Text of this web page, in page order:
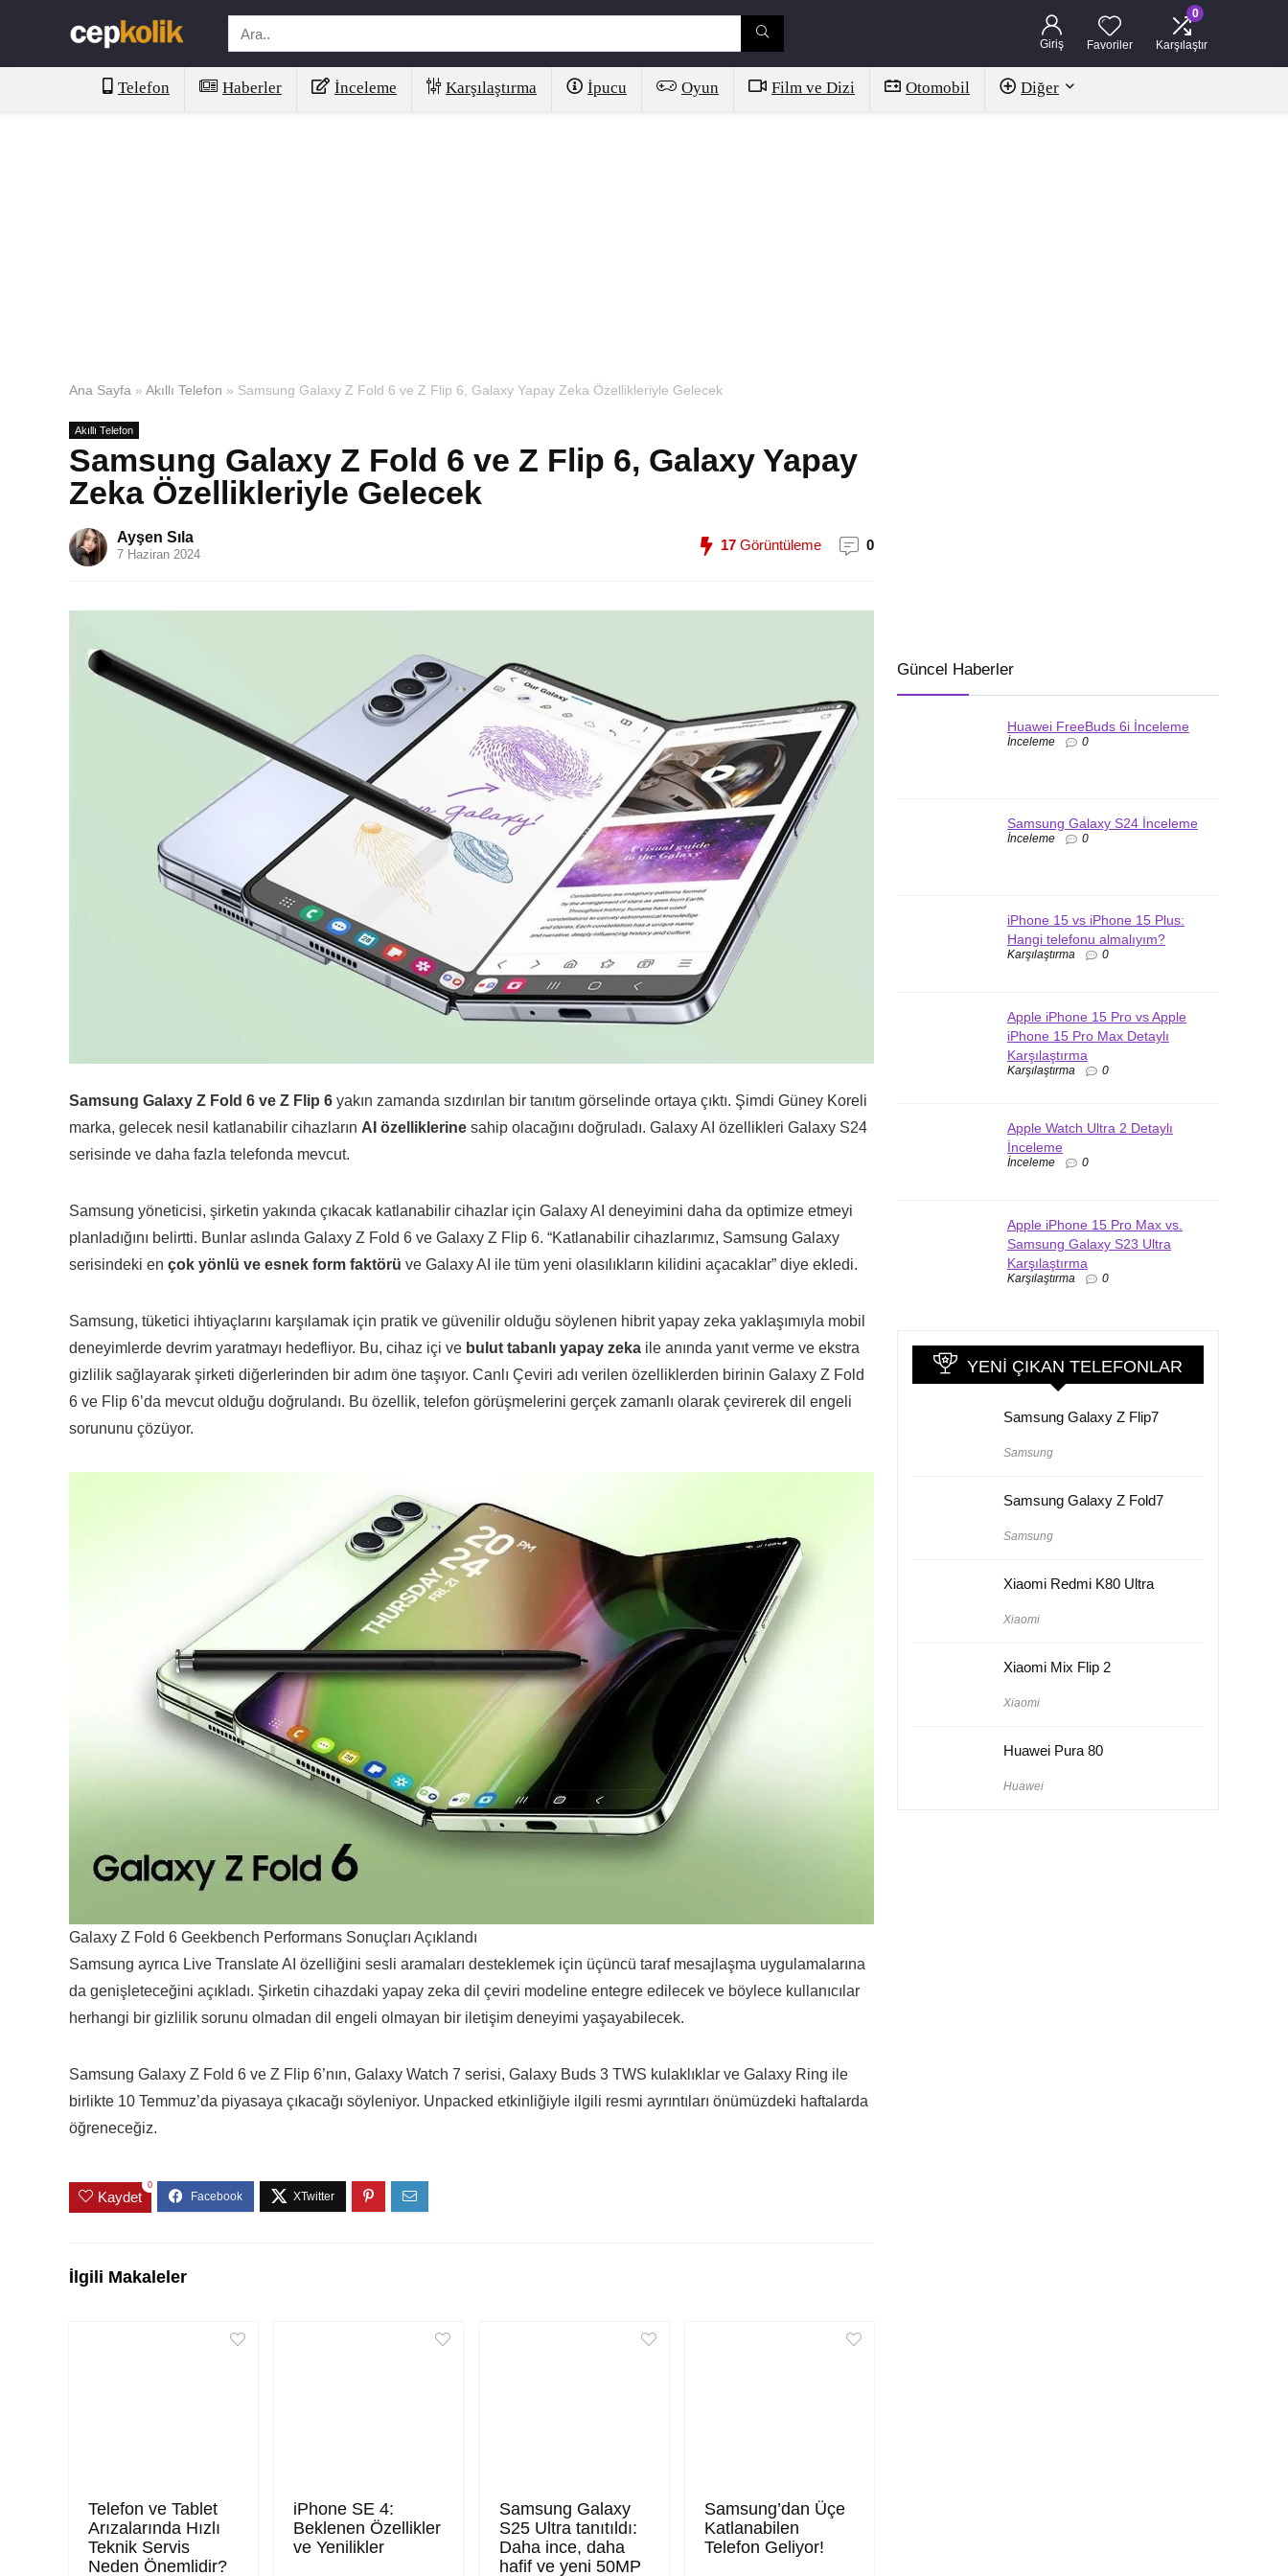
Giriş Favoriler
0
Karşılaştır
Telefon Haberler İnceleme Karşılaştırma İpucu Oyun Film ve Dizi Otomobil Diğer
Ana Sayfa » Akıllı Telefon » Samsung Galaxy Z Fold 6 ve Z Flip 6, Galaxy Yapay Zeka Özellikleriyle Gelecek
Akıllı Telefon
Samsung Galaxy Z Fold 6 ve Z Flip 6, Galaxy Yapay
Zeka Özellikleriyle Gelecek
Ayşen Sıla
7 Haziran 2024
17 Görüntüleme 0
Samsung Galaxy Z Fold 6 ve Z Flip 6 yakın zamanda sızdırılan bir tanıtım görselinde ortaya çıktı. Şimdi Güney Koreli
marka, gelecek nesil katlanabilir cihazların AI özelliklerine sahip olacağını doğruladı. Galaxy AI özellikleri Galaxy S24
serisinde ve daha fazla telefonda mevcut.
Samsung yöneticisi, şirketin yakında çıkacak katlanabilir cihazlar için Galaxy AI deneyimini daha da optimize etmeyi
planladığını belirtti. Bunlar aslında Galaxy Z Fold 6 ve Galaxy Z Flip 6. “Katlanabilir cihazlarımız, Samsung Galaxy
serisindeki en çok yönlü ve esnek form faktörü ve Galaxy AI ile tüm yeni olasılıkların kilidini açacaklar” diye ekledi.
Samsung, tüketici ihtiyaçlarını karşılamak için pratik ve güvenilir olduğu söylenen hibrit yapay zeka yaklaşımıyla mobil
deneyimlerde devrim yaratmayı hedefliyor. Bu, cihaz içi ve bulut tabanlı yapay zeka ile anında yanıt verme ve ekstra
gizlilik sağlayarak şirketi diğerlerinden bir adım öne taşıyor. Canlı Çeviri adı verilen özelliklerden birinin Galaxy Z Fold
6 ve Flip 6’da mevcut olduğu doğrulandı. Bu özellik, telefon görüşmelerini gerçek zamanlı olarak çevirerek dil engeli
sorununu çözüyor.
Galaxy Z Fold 6 Geekbench Performans Sonuçları Açıklandı
Samsung ayrıca Live Translate AI özelliğini sesli aramaları desteklemek için üçüncü taraf mesajlaşma uygulamalarına
da genişleteceğini açıkladı. Şirketin cihazdaki yapay zeka dil çeviri modeline entegre edilecek ve böylece kullanıcılar
herhangi bir gizlilik sorunu olmadan dil engeli olmayan bir iletişim deneyimi yaşayabilecek.
Samsung Galaxy Z Fold 6 ve Z Flip 6’nın, Galaxy Watch 7 serisi, Galaxy Buds 3 TWS kulaklıklar ve Galaxy Ring ile
birlikte 10 Temmuz’da piyasaya çıkacağı söyleniyor. Unpacked etkinliğiyle ilgili resmi ayrıntıları önümüzdeki haftalarda
öğreneceğiz.
Kaydet
0
İlgili Makaleler
Telefon ve Tablet
Arızalarında Hızlı
Teknik Servis
Neden Önemlidir?
iPhone SE 4:
Beklenen Özellikler
ve Yenilikler
Samsung Galaxy
S25 Ultra tanıtıldı:
Daha ince, daha
hafif ve yeni 50MP
Samsung’dan Üçe
Katlanabilen
Telefon Geliyor!
Güncel Haberler
Huawei FreeBuds 6i İnceleme
İnceleme 0
Samsung Galaxy S24 İnceleme
İnceleme 0
iPhone 15 vs iPhone 15 Plus:
Hangi telefonu almalıyım?
Karşılaştırma 0
Apple iPhone 15 Pro vs Apple
iPhone 15 Pro Max Detaylı
Karşılaştırma
Karşılaştırma 0
Apple Watch Ultra 2 Detaylı
İnceleme
İnceleme 0
Apple iPhone 15 Pro Max vs.
Samsung Galaxy S23 Ultra
Karşılaştırma
Karşılaştırma 0
YENI ÇIKAN TELEFONLAR
Samsung Galaxy Z Flip7
Samsung
Samsung Galaxy Z Fold7
Samsung
Xiaomi Redmi K80 Ultra
Xiaomi
Xiaomi Mix Flip 2
Xiaomi
Huawei Pura 80
Huawei